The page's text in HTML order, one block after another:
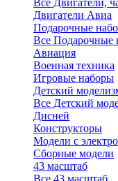
Все Двигатели,
Двигатели Авиа
Подарочные
Все Подарочные
Авиация
Военная техника
Игровые наборы
Детский
Все Детский
Дисней
Конструкторы
Модели с
Сборные модели
43 масштаб
Все 43 масштаб